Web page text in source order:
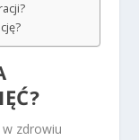
zdrowiu